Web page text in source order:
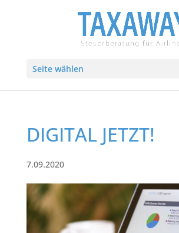
Seite wählen
DIGITAL JETZT!
7.09.2020